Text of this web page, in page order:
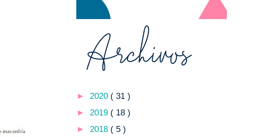
► 2020 ( 31 )
► 2019 ( 18 )
► 2018 ( 5 )